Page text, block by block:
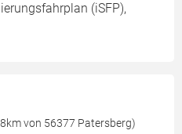
(iSFP),
von 56377 Patersberg)